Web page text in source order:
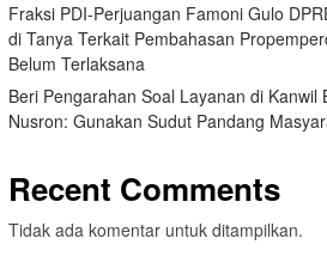
Fraksi PDI-Perjuangan Famoni Gulo
di Tanya Terkait Pembahasan
Belum Terlaksana
Beri Pengarahan Soal Layanan di Kanwil
Nusron: Gunakan Sudut Pandang
Recent Comments
Tidak ada komentar untuk ditampilkan.